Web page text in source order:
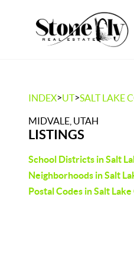
INDEX>UT>SALT LAKE
MIDVALE, UTAH
LISTINGS
School Districts in Salt
Neighborhoods in Salt
Postal Codes in Salt